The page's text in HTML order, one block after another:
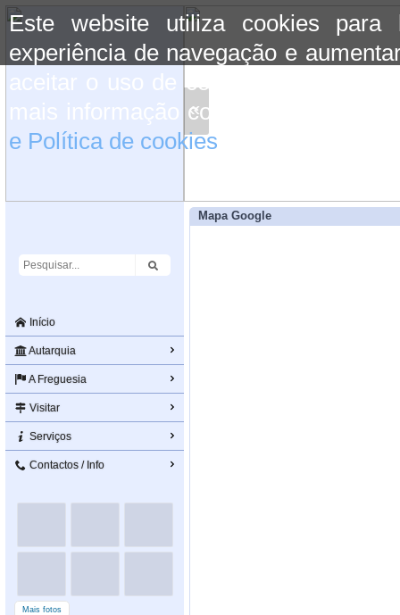
Este website utiliza cookies para
experiência de navegação e
aceitar o uso de cookies basta
mais informação consulte a
e Política de cookies
«
Início
Autarquia
A Freguesia
Visitar
Serviços
Contactos / Info
Mais fotos
Mapa Google